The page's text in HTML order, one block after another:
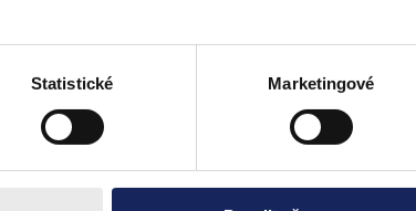
Statistické Marketingové